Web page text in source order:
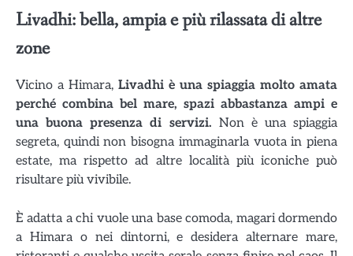
Livadhi: bella, ampia e più rilassata di altre
zone
Vicino a Himara, Livadhi è una spiaggia molto amata
perché combina bel mare, spazi abbastanza ampi e
una buona presenza di servizi. Non è una spiaggia
segreta, quindi non bisogna immaginarla vuota in piena
estate, ma rispetto ad altre località più iconiche può
risultare più vivibile.
È adatta a chi vuole una base comoda, magari dormendo
a Himara o nei dintorni, e desidera alternare mare,